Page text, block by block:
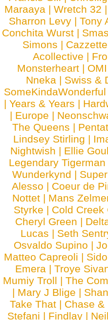
Maraaya | Wretch 32
Sharron Levy |Tony
Conchita Wurst |
Simons | Cazzette
Acollective |
Monsterheart | OMI
Nneka | Swiss &
SomeKindaWonderful
| Years & Years |
| Europe |
The Queens |
Lindsey Stirling |
Nightwish | Ellie
Legendary Tigerman
Wunderkynd |
Alesso | Coeur de
Nottet | Mans
Styrke | Cold Creek
Cheryl Green |
Lucas | Seth
Osvaldo Supino |
Matteo Capreoli | Sido
Emera | Troye
Mumiy Troll |The
| Mary J Blige |
Take That | Chase &
Stefani | Findlay |